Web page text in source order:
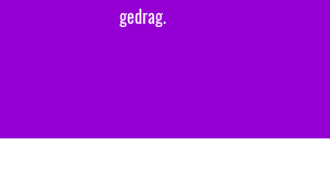
gedrag.